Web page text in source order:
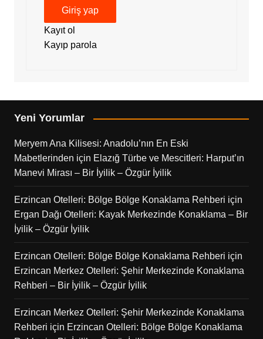
Giriş yap
Kayıt ol
Kayıp parola
Yeni Yorumlar
Meryem Ana Kilisesi: Anadolu’nın En Eski
Mabetlerinden için Elazığ Türbe ve Mescitleri: Harput’ın
Manevi Mirası – Bir İyilik – Özgür İyilik
Erzincan Otelleri: Bölge Bölge Konaklama Rehberi için
Ergan Dağı Otelleri: Kayak Merkezinde Konaklama – Bir
İyilik – Özgür İyilik
Erzincan Otelleri: Bölge Bölge Konaklama Rehberi için
Erzincan Merkez Otelleri: Şehir Merkezinde Konaklama
Rehberi – Bir İyilik – Özgür İyilik
Erzincan Merkez Otelleri: Şehir Merkezinde Konaklama
Rehberi için Erzincan Otelleri: Bölge Bölge Konaklama